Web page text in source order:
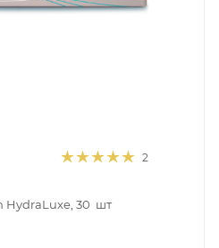
2
HydraLuxe, 30 шт